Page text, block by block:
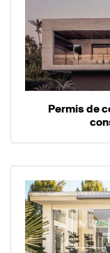
Permis de